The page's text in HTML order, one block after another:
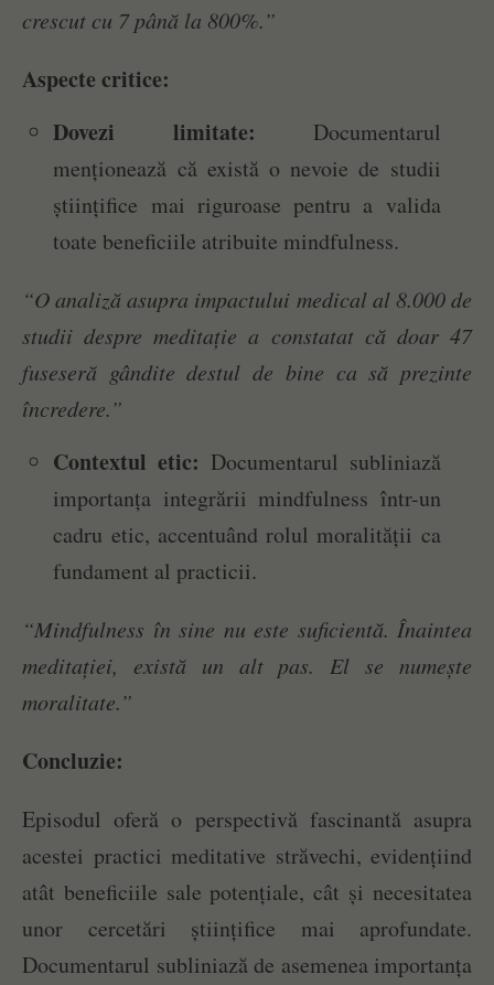
crescut cu 7 până la 800%.”
Aspecte critice:
Dovezi limitate: Documentarul
menționează că există o nevoie de studii
științifice mai riguroase pentru a valida
toate beneficiile atribuite mindfulness.
“O analiză asupra impactului medical al 8.000 de
studii despre meditație a constatat că doar 47
fuseseră gândite destul de bine ca să prezinte
încredere.”
Contextul etic: Documentarul subliniază
importanța integrării mindfulness într-un
cadru etic, accentuând rolul moralității ca
fundament al practicii.
“Mindfulness în sine nu este suficientă. Înaintea
meditației, există un alt pas. El se numește
moralitate.”
Concluzie:
Episodul oferă o perspectivă fascinantă asupra
acestei practici meditative străvechi, evidențiind
atât beneficiile sale potențiale, cât și necesitatea
unor cercetări științifice mai aprofundate.
Documentarul subliniază de asemenea importanța